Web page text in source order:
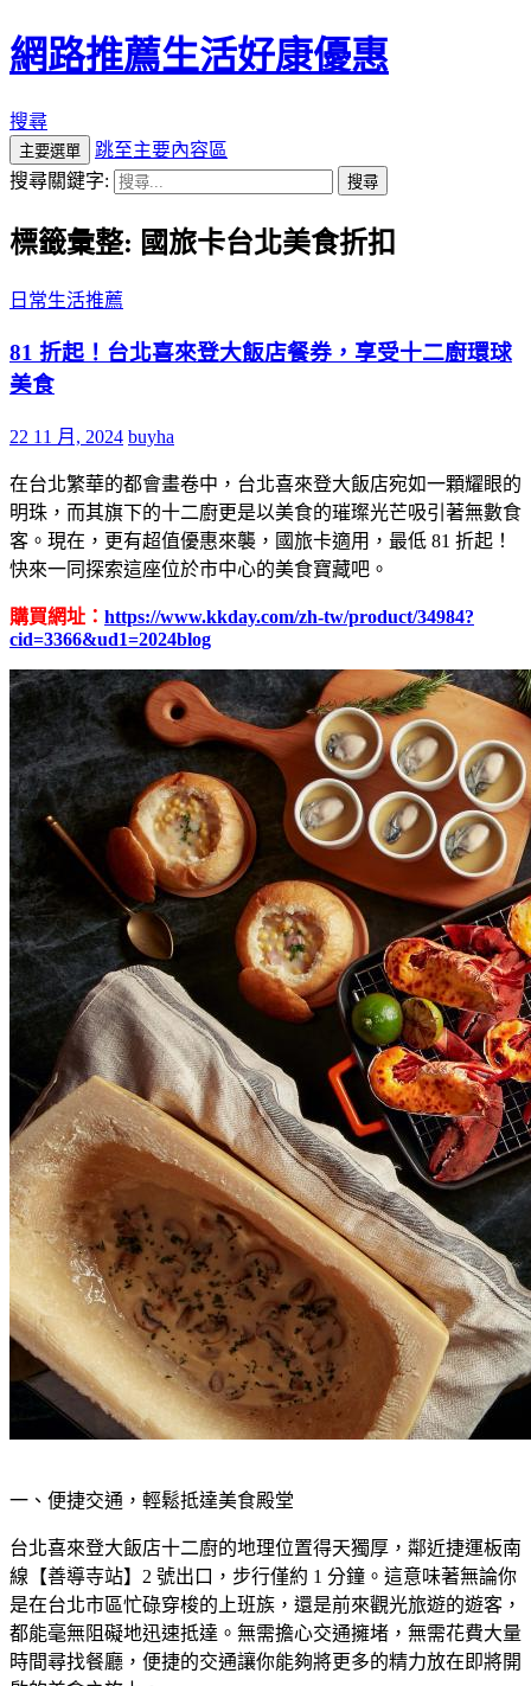
網路推薦生活好康優惠
搜尋
主要選單
跳至主要內容區
搜尋關鍵字:
標籤彙整: 國旅卡台北美食折扣
日常生活推薦
81 折起！台北喜來登大飯店餐券，享受十二廚環球
美食
22 11 月, 2024 buyha
在台北繁華的都會畫卷中，台北喜來登大飯店宛如一顆耀眼的
明珠，而其旗下的十二廚更是以美食的璀璨光芒吸引著無數食
客。現在，更有超值優惠來襲，國旅卡適用，最低 81 折起！
快來一同探索這座位於市中心的美食寶藏吧。
購買網址： https://www.kkday.com/zh-tw/product/34984?
cid=3366&ud1=2024blog
一、便捷交通，輕鬆抵達美食殿堂
台北喜來登大飯店十二廚的地理位置得天獨厚，鄰近捷運板南
線【善導寺站】2 號出口，步行僅約 1 分鐘。這意味著無論你
是在台北市區忙碌穿梭的上班族，還是前來觀光旅遊的遊客，
都能毫無阻礙地迅速抵達。無需擔心交通擁堵，無需花費大量
時間尋找餐廳，便捷的交通讓你能夠將更多的精力放在即將開